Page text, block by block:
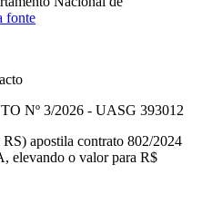
fonte
Nº 3/2026 - UASG 393012
apostila contrato 802/2024
o valor para R$